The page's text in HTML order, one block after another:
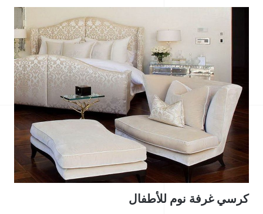
كرسي غرفة نوم للأطفال